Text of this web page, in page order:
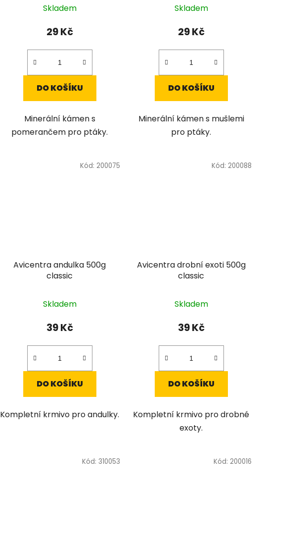
Skladem
29 Kč
DO KOŠÍKU
Minerální kámen s
pomerančem pro ptáky.
Skladem
29 Kč
DO KOŠÍKU
Minerální kámen s mušlemi
pro ptáky.
Avicentra andulka 500g
classic
Skladem
39 Kč
DO KOŠÍKU
Kompletní krmivo pro andulky.
Kód: 200075
Avicentra drobní exoti 500g
classic
Skladem
39 Kč
DO KOŠÍKU
Kompletní krmivo pro drobné
exoty.
Kód: 200088
Kód: 310053 Kód: 200016